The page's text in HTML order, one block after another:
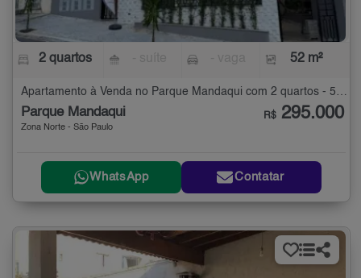
2 quartos 52 m²
Parque Mandaqui
Zona Norte - São Paulo
R$ 295.000
WhatsApp Contatar